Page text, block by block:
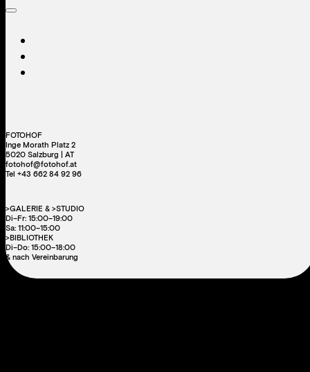
FOTOHOF
Inge Morath Platz 2
5020 Salzburg | AT
fotohof@fotohof.at
Tel +43 662 84 92 96
>GALERIE & >STUDIO
Di–Fr: 15:00–19:00
Sa: 11:00–15:00
>BIBLIOTHEK
Di–Do: 15:00–18:00
& nach Vereinbarung